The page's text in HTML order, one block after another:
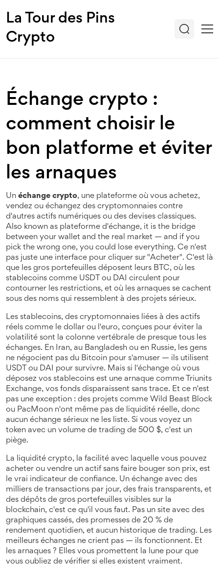
La Tour des Pins
Crypto
Échange crypto :
comment choisir le
bon platforme et éviter
les arnaques
Un échange crypto, une plateforme où vous achetez,
vendez ou échangez des cryptomonnaies contre
d'autres actifs numériques ou des devises classiques.
Also known as plateforme d'échange, it is the bridge
between your wallet and the real market — and if you
pick the wrong one, you could lose everything. Ce n'est
pas juste une interface pour cliquer sur "Acheter". C'est là
que les gros portefeuilles déposent leurs BTC, où les
stablecoins comme USDT ou DAI circulent pour
contourner les restrictions, et où les arnaques se cachent
sous des noms qui ressemblent à des projets sérieux.
Les stablecoins, des cryptomonnaies liées à des actifs
réels comme le dollar ou l'euro, conçues pour éviter la
volatilité sont la colonne vertébrale de presque tous les
échanges. En Iran, au Bangladesh ou en Russie, les gens
ne négocient pas du Bitcoin pour s'amuser — ils utilisent
USDT ou DAI pour survivre. Mais si l'échange où vous
déposez vos stablecoins est une arnaque comme Triunits
Exchange, vos fonds disparaissent sans trace. Et ce n'est
pas une exception : des projets comme Wild Beast Block
ou PacMoon n'ont même pas de liquidité réelle, donc
aucun échange sérieux ne les liste. Si vous voyez un
token avec un volume de trading de 500 $, c'est un
piège.
La liquidité crypto, la facilité avec laquelle vous pouvez
acheter ou vendre un actif sans faire bouger son prix, est
le vrai indicateur de confiance. Un échange avec des
milliers de transactions par jour, des frais transparents, et
des dépôts de gros portefeuilles visibles sur la
blockchain, c'est ce qu'il vous faut. Pas un site avec des
graphiques cassés, des promesses de 20 % de
rendement quotidien, et aucun historique de trading. Les
meilleurs échanges ne crient pas — ils fonctionnent. Et
les arnaques ? Elles vous promettent la lune pour que
vous oubliez de vérifier si elles existent vraiment.